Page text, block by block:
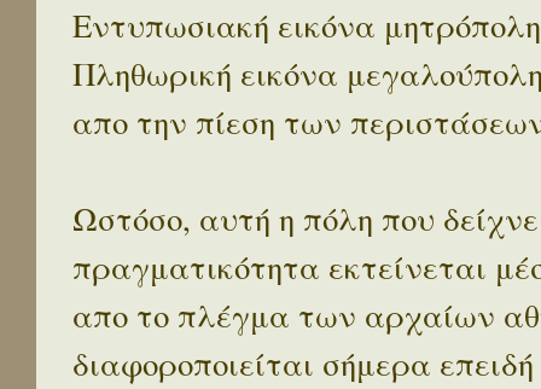
Εντυπωσιακή εικόνα
Πληθωρική εικόνα
απο την πίεση των
Ωστόσο, αυτή η πόλη που
πραγματικότητα εκτείνεται
απο το πλέγμα των αρχαίων
διαφοροποιείται σήμερα